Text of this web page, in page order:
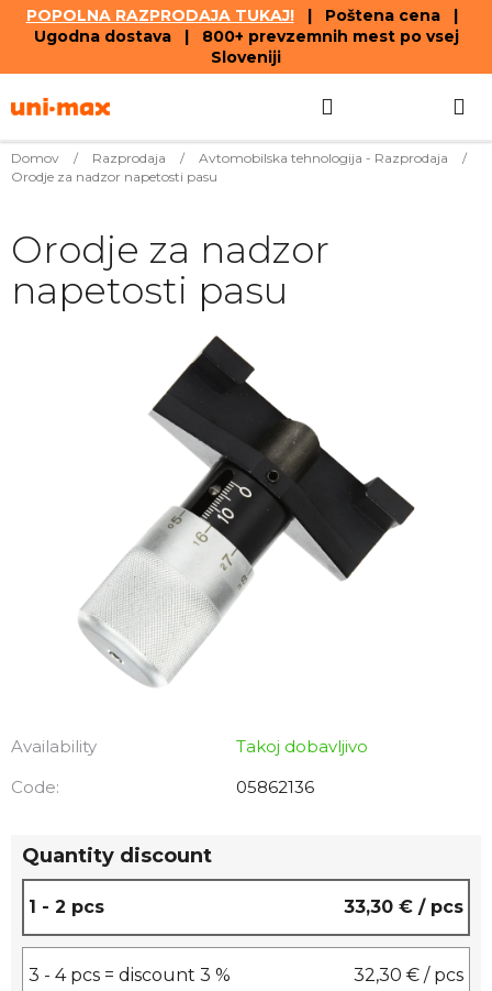
POPOLNA RAZPRODAJA TUKAJ!| Poštena cena |
Ugodna dostava | 800+ prevzemnih mest po vsej
Sloveniji
to
Domov / Razprodaja / Avtomobilska tehnologija - Razprodaja
/
Orodje za nadzor napetosti pasu
Availability
Takoj dobavljivo
Code:
05862136
Quantity discount
1 - 2 pcs 33,30 € / pcs
3 - 4 pcs = discount 3 % 32,30 € / pcs
Orodje za nadzor
napetosti pasu